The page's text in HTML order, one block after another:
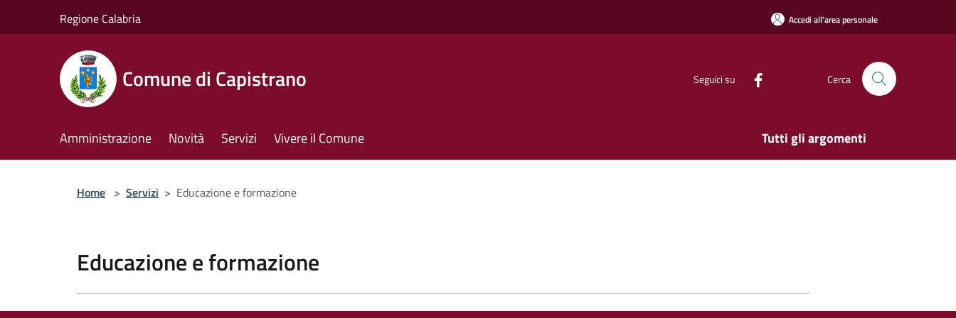
Regione Calabria Accedi all'area personale
Comune di Capistrano Seguici su Cerca
Amministrazione Novità Servizi Vivere il Comune Tutti gli argomenti
Home > Servizi > Educazione e formazione
Educazione e formazione